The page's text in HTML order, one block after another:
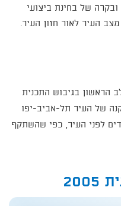
של בחינת ביצועי
העיר לאור חזון העיר.
הראשון בגיבוש התכנית
של העיר תל-אביב-יפו
לפני העיר, כפי שהשתקף